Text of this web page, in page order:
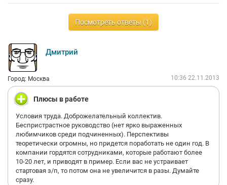
Посмотреть ответы (1)
Дмитрий
Город: Москва 10:36 22.11.2013
Плюсы в работе
Условия труда. Доброжелательный коллектив.
Беспристрастное руководство (нет ярко выраженных
любимчиков среди подчиненных). Перспективы
теоретически огромны, но придется поработать не один год. В
компании гордятся сотрудниками, которые работают более
10-20 лет, и приводят в пример. Если вас не устраивает
стартовая з/п, то потом она не увеличится в разы. Думайте
сразу.